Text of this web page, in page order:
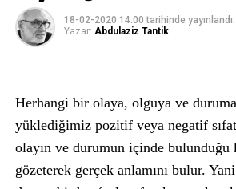
18-02-2020 14:00 tarihinde yayınlandı.
Yazar: Abdulaziz Tantik
Herhangi bir olaya, olguya ve
yüklediğimiz pozitif veya negatif
olayın ve durumun içinde bulunduğu
gözeterek gerçek anlamını bulur.